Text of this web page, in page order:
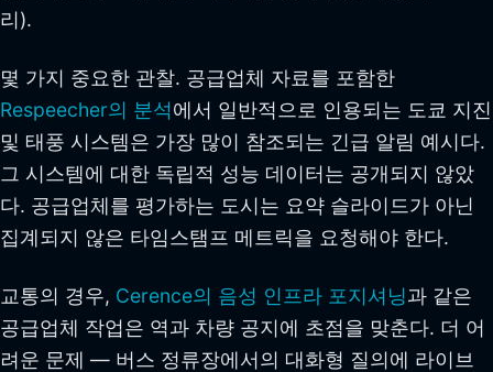
리).
몇 가지 중요한 관찰. 공급업체 자료를 포함한
Respeecher의 분석에서 일반적으로 인용되는 도쿄 지진
및 태풍 시스템은 가장 많이 참조되는 긴급 알림 예시다.
그 시스템에 대한 독립적 성능 데이터는 공개되지 않았
다. 공급업체를 평가하는 도시는 요약 슬라이드가 아닌
집계되지 않은 타임스탬프 메트릭을 요청해야 한다.
교통의 경우, Cerence의 음성 인프라 포지셔닝과 같은
공급업체 작업은 역과 차량 공지에 초점을 맞춘다. 더 어
려운 문제 — 버스 정류장에서의 대화형 질의에 라이브